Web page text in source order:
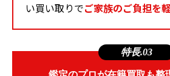
い買い取りでご家族のご負担を
特長.03